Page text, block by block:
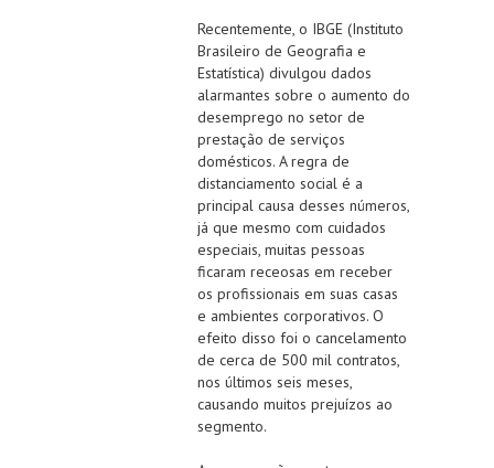
Recentemente, o IBGE (Instituto
Brasileiro de Geografia e
Estatística) divulgou dados
alarmantes sobre o aumento do
desemprego no setor de
prestação de serviços
domésticos. A regra de
distanciamento social é a
principal causa desses números,
já que mesmo com cuidados
especiais, muitas pessoas
ficaram receosas em receber
os profissionais em suas casas
e ambientes corporativos. O
efeito disso foi o cancelamento
de cerca de 500 mil contratos,
nos últimos seis meses,
causando muitos prejuízos ao
segmento.